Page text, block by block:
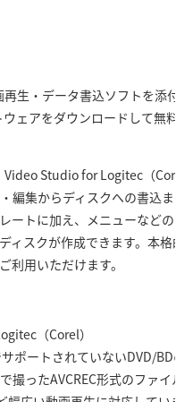
生・データ書込ソフトを添付
ェアをダウンロードして無料
Video Studio for Logitec（Corel
編集からディスクへの書込ま
ートに加え、メニューなどの
ィスクが作成できます。本格
利用いただけます。
（Corel）
ポートされていないDVD/BD
撮ったAVCREC形式のファイル